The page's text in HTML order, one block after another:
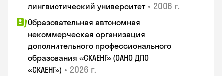
лингвистический университет • 2006 г.
Образовательная автономная
некоммерческая организация
дополнительного профессионального
образования «СКАЕНГ» (ОАНО ДПО
«СКАЕНГ») • 2026 г.